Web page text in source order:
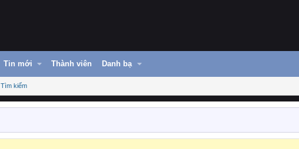
Tin mới Thành viên Danh bạ
Tìm kiếm